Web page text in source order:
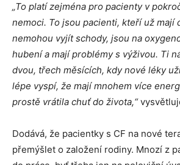
„To platí zejména pro pacienty v
nemoci. To jsou pacienti, kteří už mají
nemohou vyjít schody, jsou na
hubení a mají problémy s výživou. Ti
dvou, třech měsících, kdy nové léky
lépe vyspí, že mají mnohem více
prostě vrátila chuť do života,“
Dodává, že pacientky s CF na nové
přemýšlet o založení rodiny. Mnozí z